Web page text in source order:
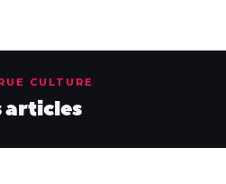
CULTURE
articles